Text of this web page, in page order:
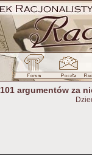
101 argumentów za